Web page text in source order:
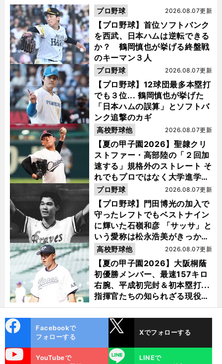
【プロ野球】首位ソフトバンク
を西武、日本ハムは逆転できる
か？ 鶴岡慎也が挙げる終盤戦
のキーマン３人
2026.08.07更新
プロ野球
【プロ野球】12球団最多本塁打
でも３位... 鶴岡慎也が挙げた
「日本ハムの誤算」とソフトバ
ンク追撃のカギ
2026.08.07更新
プロ野球
【夏の甲子園2026】聖隷クリ
ストファー・高部陸の「２回加
速する」規格外のストレート そ
れでもプロではなく大学進学を
選ぶ理由
2026.08.07更新
高校野球他
【プロ野球】門田博光の加入で
守ったレフトでもベストナイン
に輝いた石嶺和彦 「サッサ」と
いう愛称は松永浩美がきっか
け？
2026.08.07更新
プロ野球
【夏の甲子園2026】大阪桐蔭
初優勝メンバー、最速157キロ
右腕、平成初完封＆初本塁打...
指揮官たちの知られざる現役時
代
2026.08.07更新
高校野球他
ok
Facebookで
フォローする
Xでフォローする
YouTubeで
LINE
LINEで